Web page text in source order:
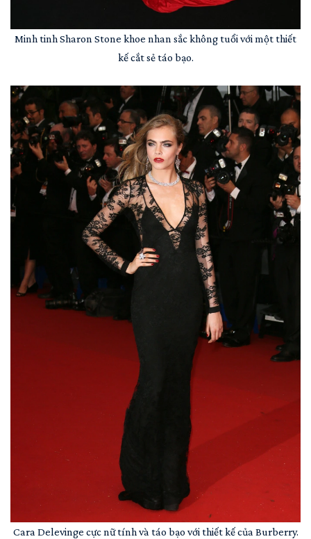
Minh tinh Sharon Stone khoe nhan sắc không tuổi với một thiết
kế cắt sẻ táo bạo.
Cara Delevinge cực nữ tính và táo bạo với thiết kế của Burberry.